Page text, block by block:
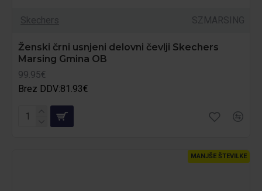
Skechers SZMARSING
Ženski črni usnjeni delovni čevlji Skechers
Marsing Gmina OB
99.95€
Brez DDV:81.93€
MANJŠE ŠTEVILKE